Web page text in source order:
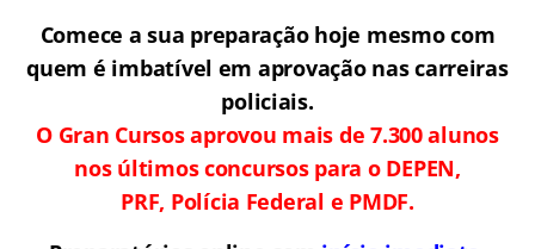
Comece a sua preparação hoje mesmo com
quem é imbatível em aprovação nas carreiras
policiais.
O Gran Cursos aprovou mais de 7.300 alunos
nos últimos concursos para o DEPEN,
PRF, Polícia Federal e PMDF.